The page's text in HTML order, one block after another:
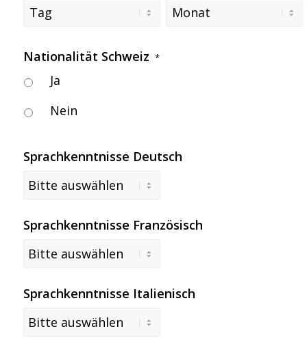
Tag Monat
Nationalität Schweiz *
Ja
Nein
Sprachkenntnisse Deutsch
Sprachkenntnisse Französisch
Sprachkenntnisse Italienisch